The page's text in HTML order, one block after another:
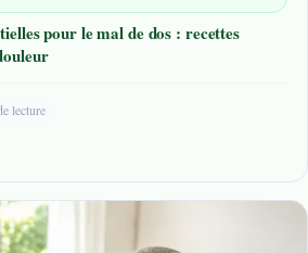
pour le mal de dos : recettes
lecture